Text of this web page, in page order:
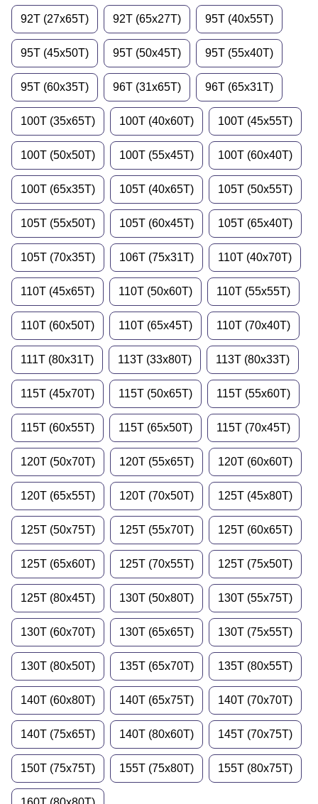
92T (27x65T) 92T (65x27T) 95T (40x55T)
95T (45x50T) 95T (50x45T) 95T (55x40T)
95T (60x35T) 96T (31x65T) 96T (65x31T)
100T (35x65T) 100T (40x60T) 100T (45x55T)
100T (50x50T) 100T (55x45T) 100T (60x40T)
100T (65x35T) 105T (40x65T) 105T (50x55T)
105T (55x50T) 105T (60x45T) 105T (65x40T)
105T (70x35T) 106T (75x31T) 110T (40x70T)
110T (45x65T) 110T (50x60T) 110T (55x55T)
110T (60x50T) 110T (65x45T) 110T (70x40T)
111T (80x31T) 113T (33x80T) 113T (80x33T)
115T (45x70T) 115T (50x65T) 115T (55x60T)
115T (60x55T) 115T (65x50T) 115T (70x45T)
120T (50x70T) 120T (55x65T) 120T (60x60T)
120T (65x55T) 120T (70x50T) 125T (45x80T)
125T (50x75T) 125T (55x70T) 125T (60x65T)
125T (65x60T) 125T (70x55T) 125T (75x50T)
125T (80x45T) 130T (50x80T) 130T (55x75T)
130T (60x70T) 130T (65x65T) 130T (75x55T)
130T (80x50T) 135T (65x70T) 135T (80x55Т)
140T (60x80T) 140T (65x75T) 140T (70x70T)
140T (75x65T) 140T (80x60T) 145T (70x75T)
150T (75x75T) 155T (75x80T) 155T (80x75T)